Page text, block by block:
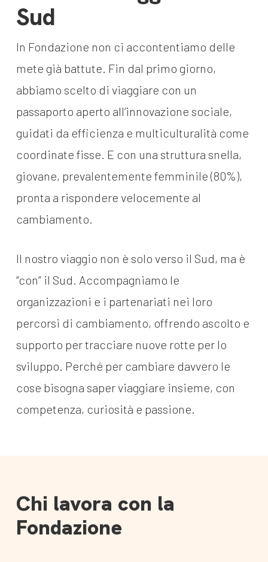
Sud
In Fondazione non ci accontentiamo delle
mete già battute. Fin dal primo giorno,
abbiamo scelto di viaggiare con un
passaporto aperto all’innovazione sociale,
guidati da efficienza e multiculturalità come
coordinate fisse. E con una struttura snella,
giovane, prevalentemente femminile (80%),
pronta a rispondere velocemente al
cambiamento.
Il nostro viaggio non è solo verso il Sud, ma è
“con” il Sud. Accompagniamo le
organizzazioni e i partenariati nei loro
percorsi di cambiamento, offrendo ascolto e
supporto per tracciare nuove rotte per lo
sviluppo. Perché per cambiare davvero le
cose bisogna saper viaggiare insieme, con
competenza, curiosità e passione.
Chi lavora con la
Fondazione
Lavora con noi
Bilancio di
missione
News e
appuntamenti
News
Appuntamenti
Libri e
Docufilm
Videomagazine
e blog progetti
Seguici sui social: